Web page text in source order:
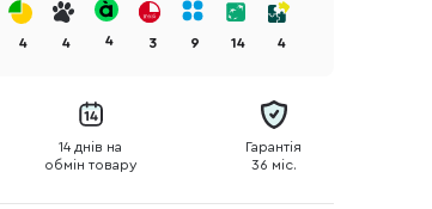
4 4 4 3 9 14 4
14 днів на
обмін товару
Гарантія
36 міс.